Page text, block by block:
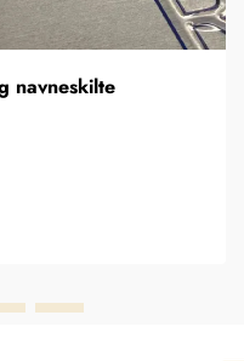
navneskilte